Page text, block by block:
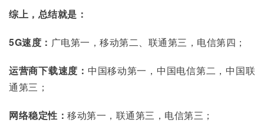
综上，总结就是：
5G速度： 广电第一，移动第二、联通第三，电信第四；
运营商下载速度： 中国移动第一，中国电信第二，中国联
通第三；
网络稳定性： 移动第一，联通第三，电信第三；